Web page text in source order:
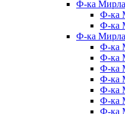
Ф-ка
Ф-ка
Ф-ка
Ф-ка
Ф-ка
Ф-ка
Ф-ка
Ф-ка
Ф-ка
Ф-ка
Ф-ка